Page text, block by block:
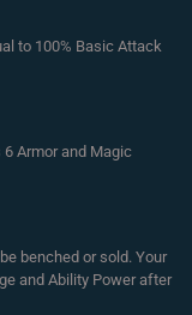
to 100% Basic Attack
Armor and Magic
benched or sold. Your
and Ability Power after